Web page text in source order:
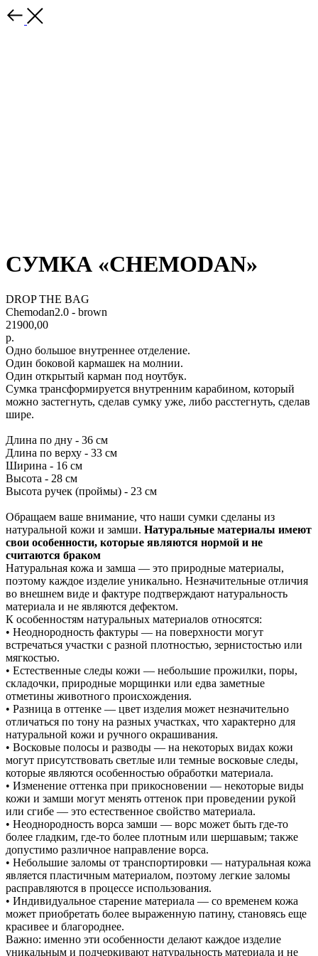
СУМКА «CHEMODAN»
DROP THE BAG
Chemodan2.0 - brown
21900,00
р.
Одно большое внутреннее отделение.
Один боковой кармашек на молнии.
Один открытый карман под ноутбук.
Сумка трансформируется внутренним карабином, который
можно застегнуть, сделав сумку уже, либо расстегнуть, сделав
шире.
Длина по дну - 36 см
Длина по верху - 33 см
Ширина - 16 см
Высота - 28 см
Высота ручек (проймы) - 23 см
Обращаем ваше внимание, что наши сумки сделаны из
натуральной кожи и замши. Натуральные материалы имеют
свои особенности, которые являются нормой и не
считаются браком
Натуральная кожа и замша — это природные материалы,
поэтому каждое изделие уникально. Незначительные отличия
во внешнем виде и фактуре подтверждают натуральность
материала и не являются дефектом.
К особенностям натуральных материалов относятся:
• Неоднородность фактуры — на поверхности могут
встречаться участки с разной плотностью, зернистостью или
мягкостью.
• Естественные следы кожи — небольшие прожилки, поры,
складочки, природные морщинки или едва заметные
отметины животного происхождения.
• Разница в оттенке — цвет изделия может незначительно
отличаться по тону на разных участках, что характерно для
натуральной кожи и ручного окрашивания.
• Восковые полосы и разводы — на некоторых видах кожи
могут присутствовать светлые или темные восковые следы,
которые являются особенностью обработки материала.
• Изменение оттенка при прикосновении — некоторые виды
кожи и замши могут менять оттенок при проведении рукой
или сгибе — это естественное свойство материала.
• Неоднородность ворса замши — ворс может быть где-то
более гладким, где-то более плотным или шершавым; также
допустимо различное направление ворса.
• Небольшие заломы от транспортировки — натуральная кожа
является пластичным материалом, поэтому легкие заломы
расправляются в процессе использования.
• Индивидуальное старение материала — со временем кожа
может приобретать более выраженную патину, становясь еще
красивее и благороднее.
Важно: именно эти особенности делают каждое изделие
уникальным и подчеркивают натуральность материала и не